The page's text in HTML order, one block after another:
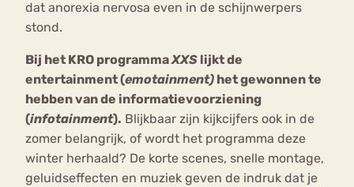
dat anorexia nervosa even in de schijnwerpers
stond.
Bij het KRO programmaXXS lijkt de
entertainment (emotainment) het gewonnen te
hebben van de informatievoorziening
(infotainment). Blijkbaar zijn kijkcijfers ook in de
zomer belangrijk, of wordt het programma deze
winter herhaald? De korte scenes, snelle montage,
geluidseffecten en muziek geven de indruk dat je